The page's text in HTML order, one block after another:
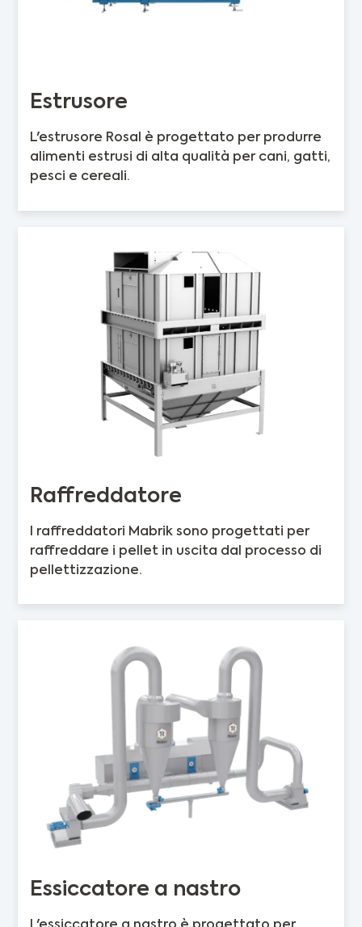
Estrusore
L'estrusore Rosal è progettato per produrre
alimenti estrusi di alta qualità per cani, gatti,
pesci e cereali.
Raffreddatore
I raffreddatori Mabrik sono progettati per
raffreddare i pellet in uscita dal processo di
pellettizzazione.
Essiccatore a nastro